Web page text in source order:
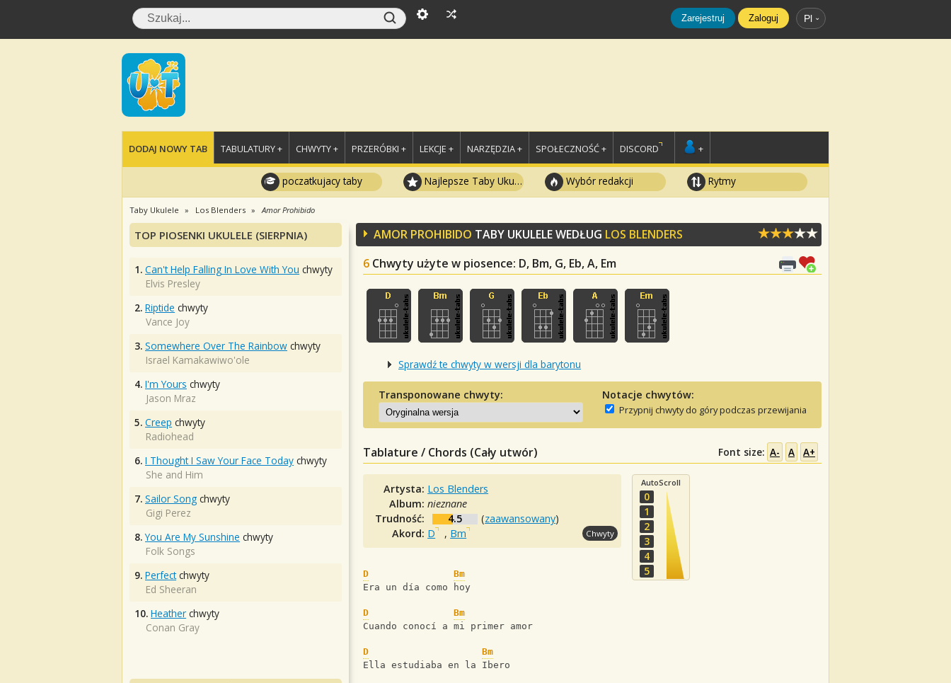
Zarejestruj Zaloguj Pl
DODAJ NOWY TAB TABULATURY + CHWYTY + PRZERÓBKI + LEKCJE + NARZĘDZIA + SPOŁECZNOŚĆ + DISCORD +
poczatkujacy taby Najlepsze Taby Ukulele Wybór redakcji Rytmy
Taby Ukulele Los Blenders Amor Prohibido
AMOR PROHIBIDO TABY UKULELE WEDŁUG LOS BLENDERS
6 Chwyty użyte w piosence: D, Bm, G, Eb, A, Em
Sprawdź te chwyty w wersji dla barytonu
Transponowane chwyty: Notacje chwytów:
Przypnij chwyty do góry podczas przewijania
Tablature / Chords (Cały utwór) Font size: A- A A+
Artysta: Los Blenders
Album:nieznane
Trudność:
4.5 (zaawansowany)
Akord: D , Bm Chwyty
AutoScroll
0
1
2
3
4
5
D
Bm
Era un día como hoy
D
Bm
Cuando conocí a mi primer amor
D
Bm
Ella estudiaba en la Ibero
TOP PIOSENKI UKULELE (SIERPNIA)
1. Can't Help Falling In Love With You chwyty
Elvis Presley
2. Riptide chwyty
Vance Joy
3. Somewhere Over The Rainbow chwyty
Israel Kamakawiwo'ole
4. I'm Yours chwyty
Jason Mraz
5. Creep chwyty
Radiohead
6. I Thought I Saw Your Face Today chwyty
She and Him
7. Sailor Song chwyty
Gigi Perez
8. You Are My Sunshine chwyty
Folk Songs
9. Perfectchwyty
Ed Sheeran
10. Heather chwyty
Conan Gray